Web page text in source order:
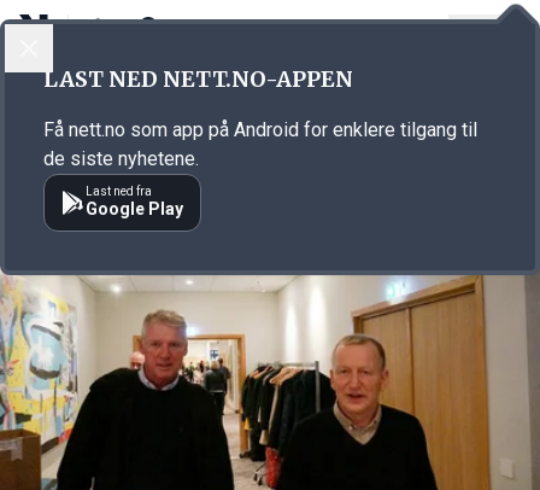
Annonsørinnhold
LAST NED NETT.NO-APPEN
Få nett.no som app på Android for enklere tilgang til
de siste nyhetene.
Last ned fra
Google Play